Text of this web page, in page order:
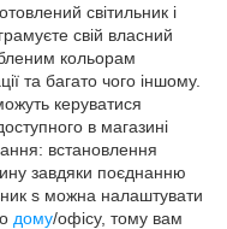
світильник і
свій власний
кольорам
та багато чого іншому.
керуватися
в магазині
встановлення
завдяки поєднанню
s можна налаштувати
дому/офісу, тому вам